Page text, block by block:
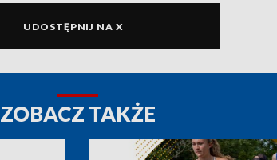
UDOSTĘPNIJ NA X
ZOBACZ TAKŻE